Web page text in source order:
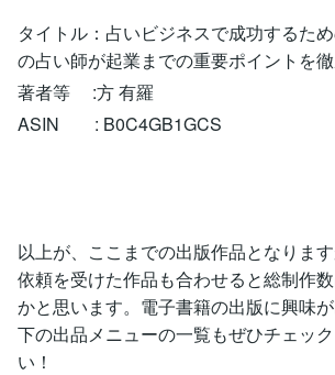
タイトル：占いビジネスで成功するた
の占い師が起業までの重要ポイントを徹
著者等 :方 有羅
ASIN : B0C4GB1GCS
以上が、ここまでの出版作品となりま
依頼を受けた作品も合わせると総制作
かと思います。電子書籍の出版に興味
下の出品メニューの一覧もぜひチェッ
い！